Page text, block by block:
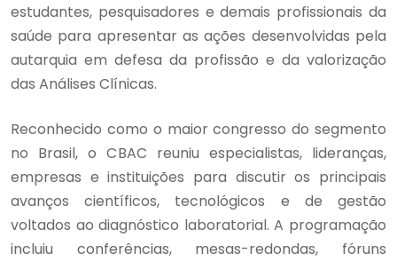
estudantes, pesquisadores e demais profissionais da
saúde para apresentar as ações desenvolvidas pela
autarquia em defesa da profissão e da valorização
das Análises Clínicas.
Reconhecido como o maior congresso do segmento
no Brasil, o CBAC reuniu especialistas, lideranças,
empresas e instituições para discutir os principais
avanços científicos, tecnológicos e de gestão
voltados ao diagnóstico laboratorial. A programação
incluiu conferências, mesas-redondas, fóruns